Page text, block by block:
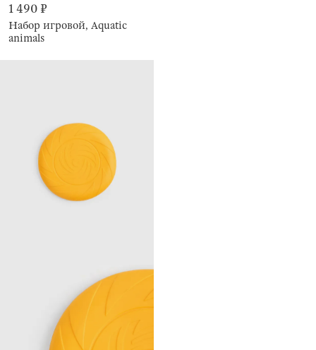
1 490 ₽
Набор игровой, Aquatic
animals